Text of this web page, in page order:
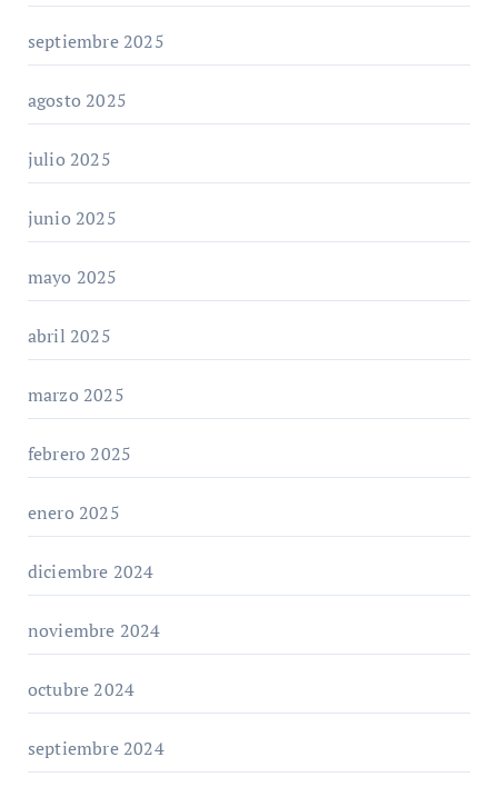
septiembre 2025
agosto 2025
julio 2025
junio 2025
mayo 2025
abril 2025
marzo 2025
febrero 2025
enero 2025
diciembre 2024
noviembre 2024
octubre 2024
septiembre 2024